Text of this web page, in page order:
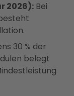
2026): Bei
30 % der
belegt